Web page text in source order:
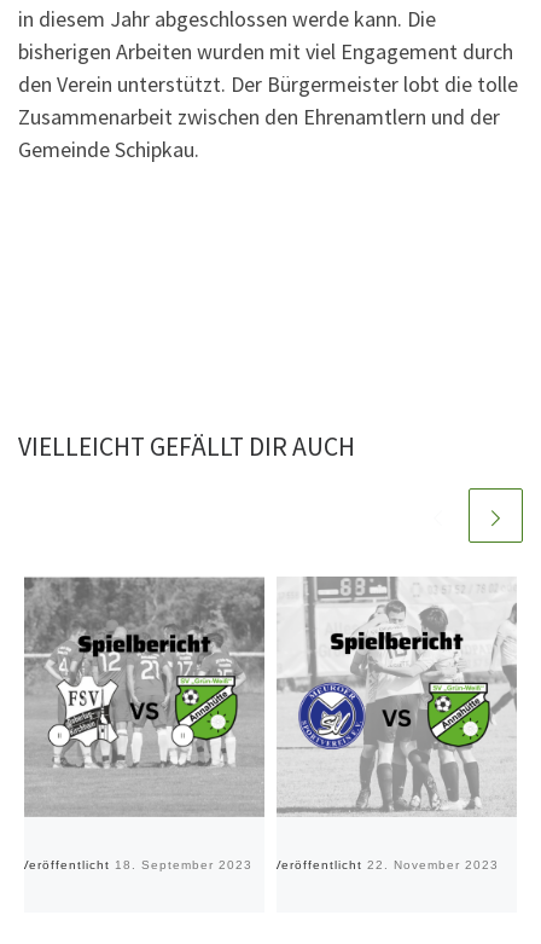
in diesem Jahr abgeschlossen werde kann. Die
bisherigen Arbeiten wurden mit viel Engagement durch
den Verein unterstützt. Der Bürgermeister lobt die tolle
Zusammenarbeit zwischen den Ehrenamtlern und der
Gemeinde Schipkau.
VIELLEICHT GEFÄLLT DIR AUCH
Veröffentlicht 18. September 2023 Veröffentlicht 22. November 2023